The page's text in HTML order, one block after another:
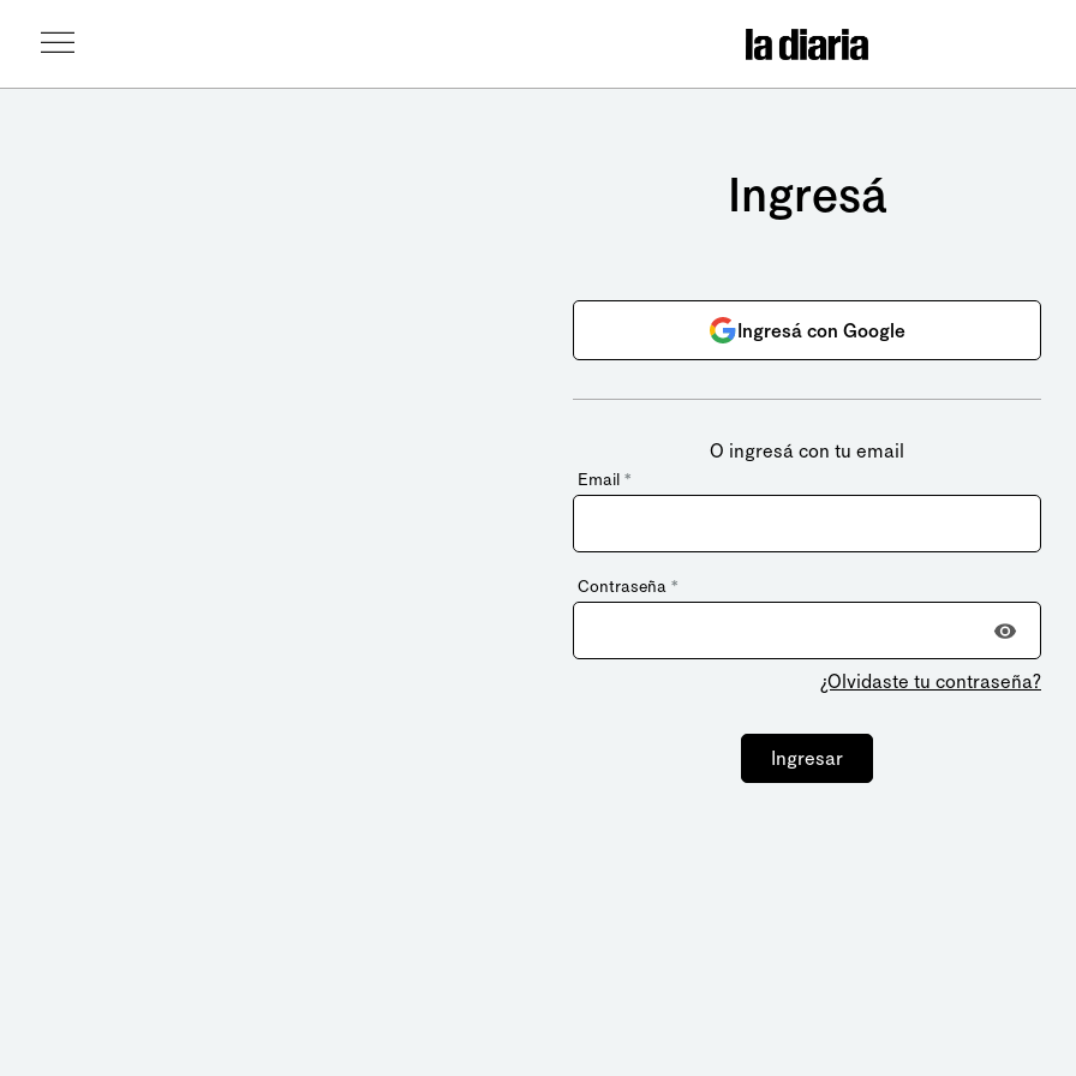
Ingresá
Ingresá con Google
O ingresá con tu email
Email *
Contraseña *
¿Olvidaste tu contraseña?
Ingresar